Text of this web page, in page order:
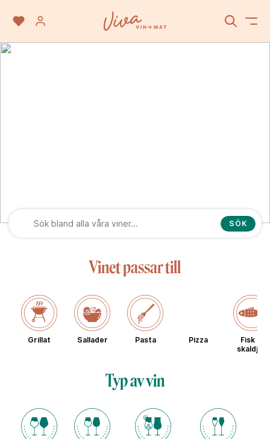
SÖK
Vinet passar till
Grillat Sallader Pasta Pizza
Fisk &
skaldjur
Typ av vin